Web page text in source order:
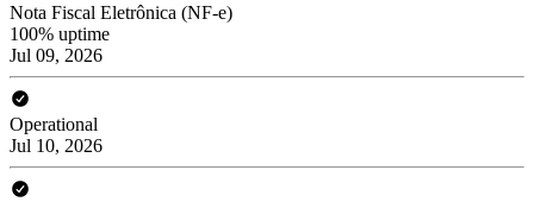
Nota Fiscal Eletrônica (NF-e)
100% uptime
Jul 09, 2026
Operational
Jul 10, 2026